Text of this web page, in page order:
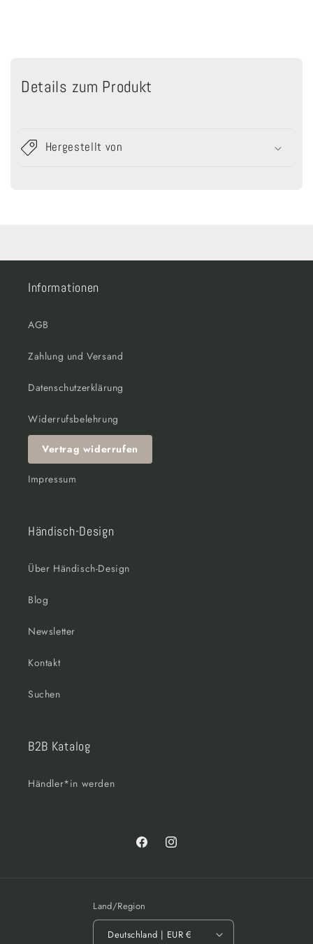
Details zum Produkt
Hergestellt von
Informationen
AGB
Zahlung und Versand
Datenschutzerklärung
Widerrufsbelehrung
Vertrag widerrufen
Impressum
Händisch-Design
Über Händisch-Design
Blog
Newsletter
Kontakt
Suchen
B2B Katalog
Händler*in werden
FacebookInstagram
Land/Region
Deutschland | EUR €